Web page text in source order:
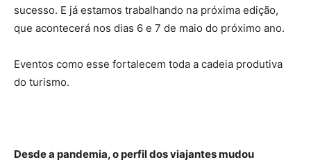
sucesso. E já estamos trabalhando na próxima edição,
que acontecerá nos dias 6 e 7 de maio do próximo ano.
Eventos como esse fortalecem toda a cadeia produtiva
do turismo.
Desde a pandemia, o perfil dos viajantes mudou